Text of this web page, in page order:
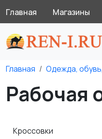
Главная Магазины
Главная Одежда,
Рабочая
Кроссовки